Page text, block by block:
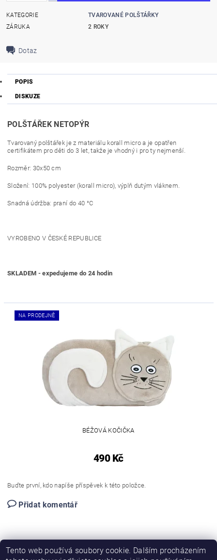
KATEGORIE
TVAROVANÉ POLŠTÁŘKY
ZÁRUKA
2 ROKY
Dotaz
POPIS
DISKUZE
POLŠTÁŘEK NETOPÝR
Tvarovaný polštářek je z materiálu korall micro a je opatřen
certifikátem pro děti do 3 let, takže je vhodný i pro ty nejmenší.
Rozměr: 30x50 cm
Složení: 100% polyester (korall micro), výplň dutým vláknem.
Snadná údržba: praní do 40 °C
VYROBENO V ČESKÉ REPUBLICE
SKLADEM - expedujeme do 24 hodin
NA PRODEJNĚ
BÉŽOVÁ KOČIČKA
490 Kč
Buďte první, kdo napíše příspěvek k této položce.
Přidat komentář
Tento web používá soubory cookie. Dalším procházením